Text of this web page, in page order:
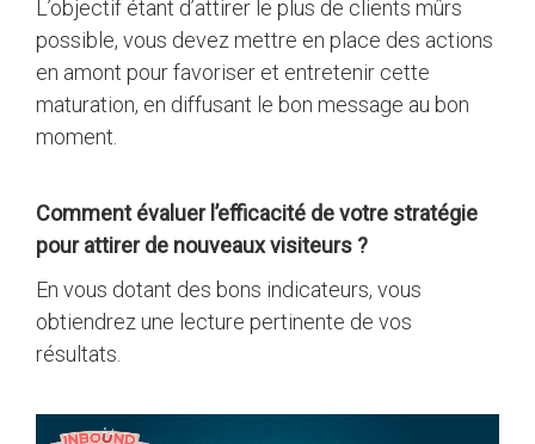
L’objectif étant d’attirer le plus de clients mûrs
possible, vous devez mettre en place des actions
en amont pour favoriser et entretenir cette
maturation, en diffusant le bon message au bon
moment.
Comment évaluer l’efficacité de votre stratégie
pour attirer de nouveaux visiteurs ?
En vous dotant des bons indicateurs, vous
obtiendrez une lecture pertinente de vos
résultats.